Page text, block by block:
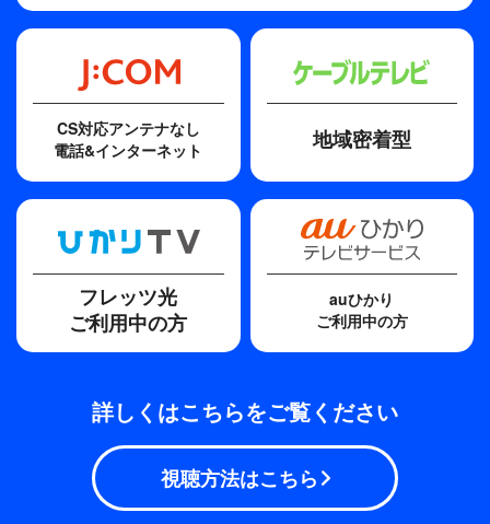
CS対応アンテナなし
電話&インターネット
地域密着型
フレッツ光
ご利用中の方
auひかり
ご利用中の方
詳しくはこちらをご覧ください
視聴方法はこちら